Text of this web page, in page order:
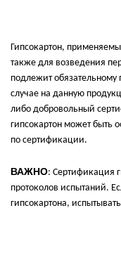
Гипсокартон,
также для возведения
подлежит обязательному
случае на данную
либо добровольный
гипсокартон может быть
по сертификации.
ВАЖНО: Сертификация
протоколов испытаний.
гипсокартона,